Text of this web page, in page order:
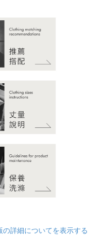
の詳細についてを表示する